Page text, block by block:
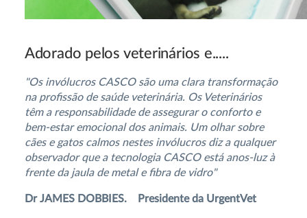
Adorado pelos veterinários e.....
"Os invólucros CASCO são uma clara transformação
na profissão de saúde veterinária. Os Veterinários
têm a responsabilidade de assegurar o conforto e
bem-estar emocional dos animais. Um olhar sobre
cães e gatos calmos nestes invólucros diz a qualquer
observador que a tecnologia CASCO está anos-luz à
frente da jaula de metal e fibra de vidro"
Dr JAMES DOBBIES. Presidente da UrgentVet